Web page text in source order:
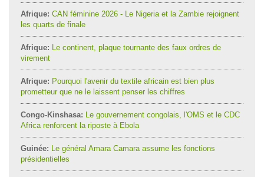
Afrique: CAN féminine 2026 - Le Nigeria et la Zambie rejoignent
les quarts de finale
Afrique: Le continent, plaque tournante des faux ordres de
virement
Afrique: Pourquoi l'avenir du textile africain est bien plus
prometteur que ne le laissent penser les chiffres
Congo-Kinshasa: Le gouvernement congolais, l'OMS et le CDC
Africa renforcent la riposte à Ebola
Guinée: Le général Amara Camara assume les fonctions
présidentielles